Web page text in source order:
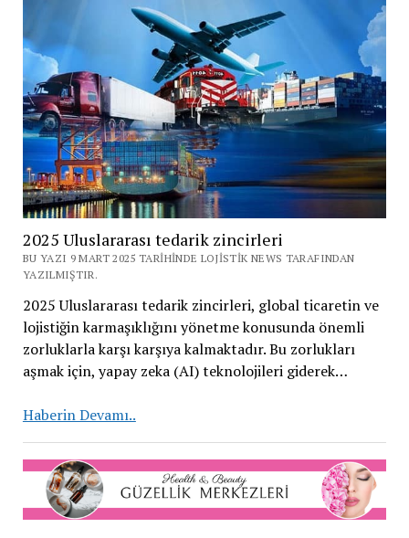
2025 Uluslararası tedarik zincirleri
BU YAZI 9 MART 2025 TARIHINDE LOJISTIK NEWS TARAFINDAN
YAZILMIŞTIR.
2025 Uluslararası tedarik zincirleri, global ticaretin ve
lojistiğin karmaşıklığını yönetme konusunda önemli
zorluklarla karşı karşıya kalmaktadır. Bu zorlukları
aşmak için, yapay zeka (AI) teknolojileri giderek…
Haberin Devamı..2025
tedarik
zincirleri